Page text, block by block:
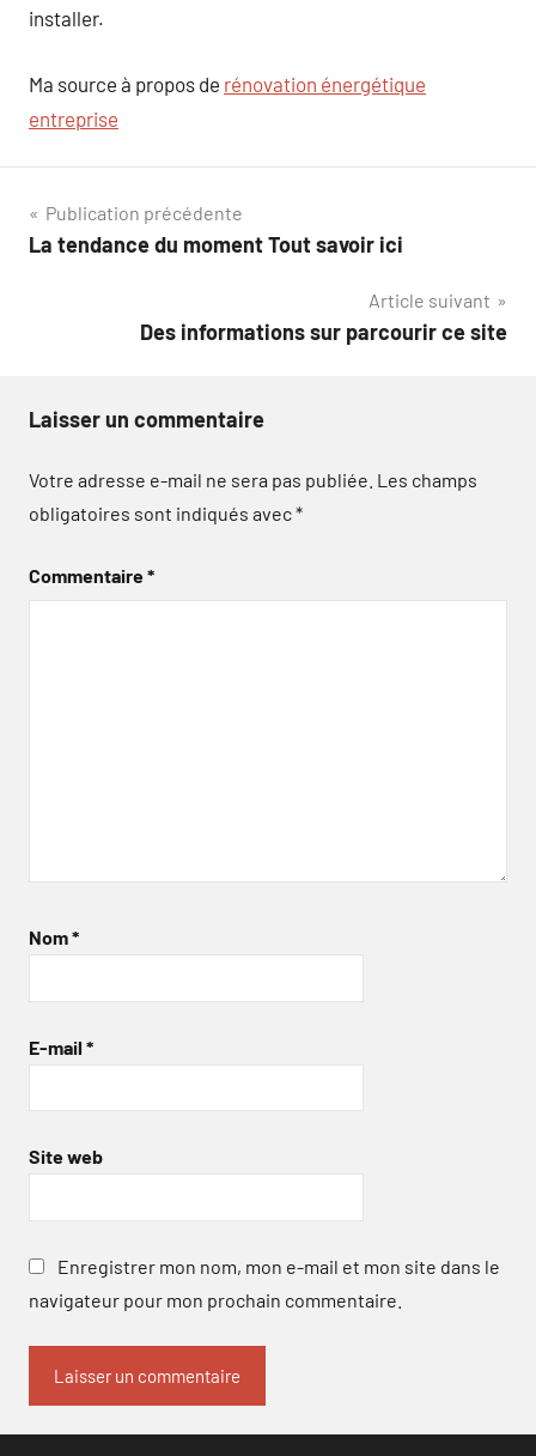
installer.
Ma source à propos de rénovation énergétique
entreprise
Navigation
de
Publication précédente
La tendance du moment Tout savoir ici
Article suivant
Des informations sur parcourir ce site
Laisser un commentaire
Votre adresse e-mail ne sera pas publiée. Les champs
obligatoires sont indiqués avec*
Commentaire*
Nom*
E-mail *
Site web
Enregistrer mon nom, mon e-mail et mon site dans le
navigateur pour mon prochain commentaire.